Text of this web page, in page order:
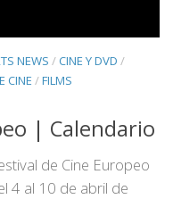
NEWS /CINE Y DVD /
CINE /FILMS
| Calendario
de Cine Europeo
4 al 10 de abril de